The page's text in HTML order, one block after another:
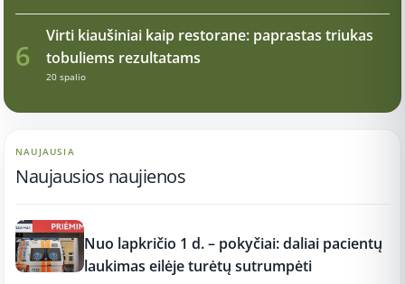
6
Virti kiaušiniai kaip restorane: paprastas triukas
tobuliems rezultatams
20 spalio
NAUJAUSIA
Naujausios naujienos
Nuo lapkričio 1 d. – pokyčiai: daliai pacientų
laukimas eilėje turėtų sutrumpėti